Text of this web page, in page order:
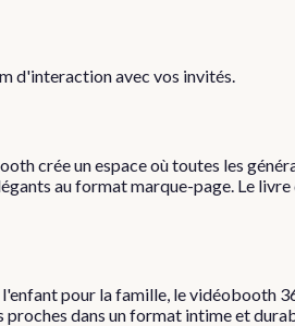
d'interaction avec vos invités.
crée un espace où toutes les
au format marque-page. Le
pour la famille, le vidéobooth
dans un format intime et